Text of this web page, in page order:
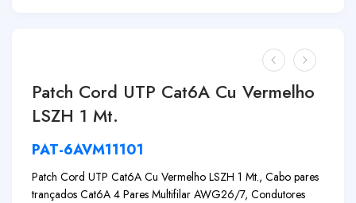
Patch Cord UTP Cat6A Cu Vermelho
LSZH 1 Mt.
PAT-6AVM11101
Patch Cord UTP Cat6A Cu Vermelho LSZH 1 Mt., Cabo pares
trançados Cat6A 4 Pares Multifilar AWG26/7, Condutores